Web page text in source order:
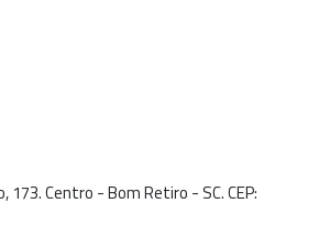
173. Centro - Bom Retiro - SC. CEP: